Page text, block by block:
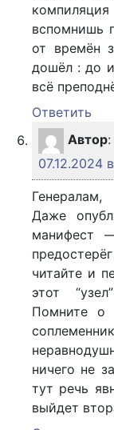
вспомнишь
от времён
дошёл : до
всё
Ответить
Автор:
07.12.2024
Даже
манифест
читайте и
этот
Помните о
ничего не
тут речь
выйдет